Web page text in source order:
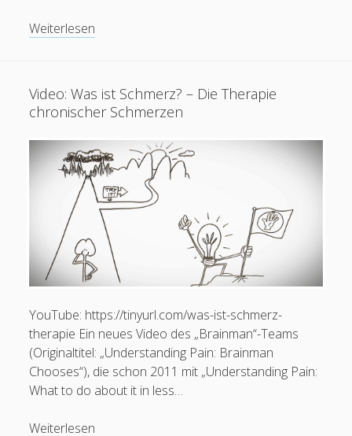
Schreib mir:
Ihr Name
Ihre E-Mail-Adresse
Weiterlesen
Schmerz?
–
Opioide
bei
chronischen
Schmerzen
/
„Brainman“-
Trilogie
Video: Was ist Schmerz? – Die Therapie
chronischer Schmerzen
YouTube: https://tinyurl.com/was-ist-schmerz-
therapie Ein neues Video des „Brainman“-Teams
(Originaltitel: „Understanding Pain: Brainman
Chooses“), die schon 2011 mit „Understanding Pain:
What to do about it in less…
Weiterlesen